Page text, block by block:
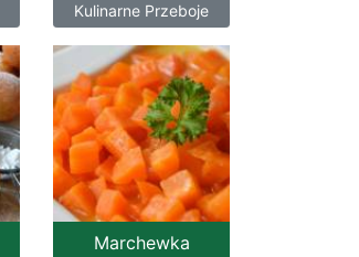
Kulinarne Przeboje
Marchewka